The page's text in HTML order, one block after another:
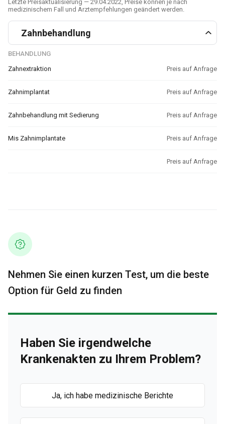
Letzte Preisaktualisierung — 29.04.2022, Preise können je nach
medizinischem Fall und Arztempfehlungen geändert werden.
Zahnbehandlung
BEHANDLUNG
Zahnextraktion
Preis auf Anfrage
Zahnimplantat Preis auf Anfrage
Zahnbehandlung mit Sedierung Preis auf Anfrage
Mis Zahnimplantate Preis auf Anfrage
Preis auf Anfrage
Nehmen Sie einen kurzen Test, um die beste
Option für Geld zu finden
Haben Sie irgendwelche
Krankenakten zu Ihrem Problem?
Ja, ich habe medizinische Berichte